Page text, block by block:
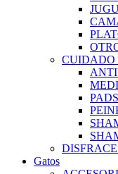
CUIDADO
PADS
Gatos